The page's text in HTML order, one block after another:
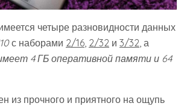
четыре разновидности данных
с наборами 2/16 2/32 и 3/32 , а
4 ГБ оперативной памяти и 64
из прочного и приятного на ощупь